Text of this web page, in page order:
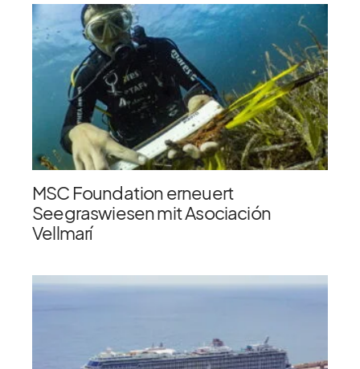
MSC Foundation erneuert
Seegraswiesen mit Asociación
Vellmarí